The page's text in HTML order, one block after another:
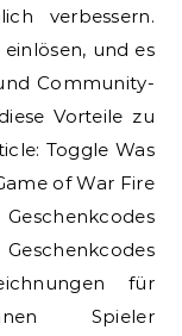
verbessern.
und es
Community-
Vorteile zu
Toggle Was
of War Fire
für
Spieler